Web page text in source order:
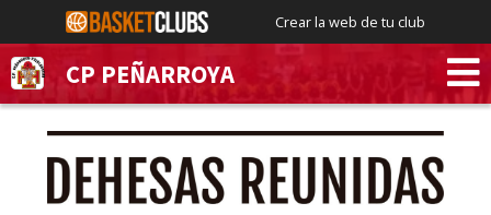
Crear la web de tu club
CP PEÑARROYA